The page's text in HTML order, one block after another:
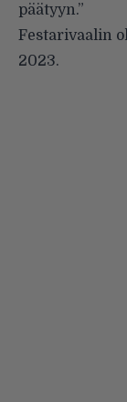
päätyyn.”
Festarivaalin
2023.